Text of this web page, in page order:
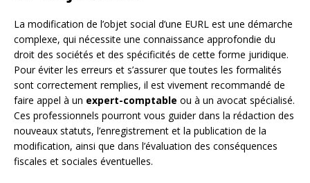
La modification de l’objet social d’une EURL est une démarche
complexe, qui nécessite une connaissance approfondie du
droit des sociétés et des spécificités de cette forme juridique.
Pour éviter les erreurs et s’assurer que toutes les formalités
sont correctement remplies, il est vivement recommandé de
faire appel à un expert-comptable ou à un avocat spécialisé.
Ces professionnels pourront vous guider dans la rédaction des
nouveaux statuts, l’enregistrement et la publication de la
modification, ainsi que dans l’évaluation des conséquences
fiscales et sociales éventuelles.